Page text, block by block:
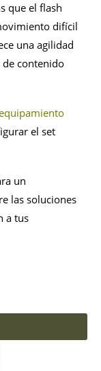
que el flash
difícil
una agilidad
de contenido
el set
un
las soluciones
a tus